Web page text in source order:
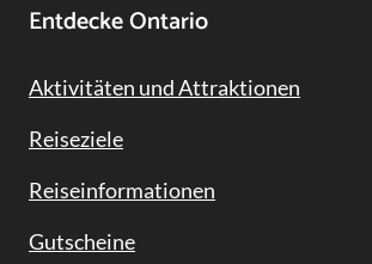
Footer
Navigation
Entdecke Ontario
Aktivitäten und Attraktionen
Reiseziele
Reiseinformationen
Gutscheine